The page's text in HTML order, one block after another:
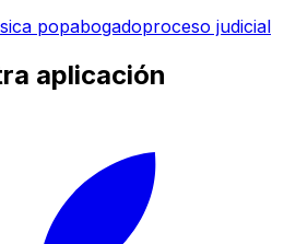
popabogadoproceso judicial
aplicación